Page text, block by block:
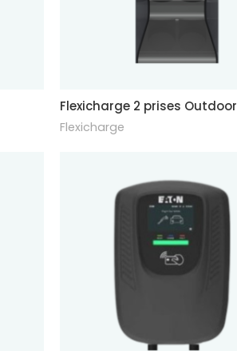
Flexicharge 2 prises Outdoor
Flexicharge